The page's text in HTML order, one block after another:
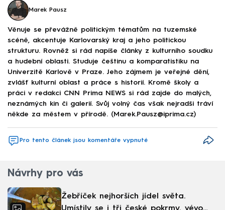
Marek Pausz
Věnuje se převážně politickým tématům na tuzemské
scéně, akcentuje Karlovarský kraj a jeho politickou
strukturu. Rovněž si rád napíše články z kulturního soudku
a hudební oblasti. Studuje češtinu a komparatistiku na
Univerzitě Karlově v Praze. Jeho zájmem je veřejné dění,
zvlášť kulturní oblast a práce s historií. Kromě školy a
práci v redakci CNN Prima NEWS si rád zajde do malých,
neznámých kin či galerií. Svůj volný čas však nejradši tráví
někde za městem v přírodě. (Marek.Pausz@iprima.cz)
Pro tento článek jsou komentáře vypnuté
Návrhy pro vás
Žebříček nejhorších jídel světa.
Umístily se i tři české pokrmy, vévodí